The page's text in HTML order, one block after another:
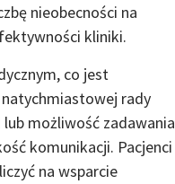
nieobecności na
kliniki.
co jest
natychmiastowej rady
możliwość zadawania
komunikacji. Pacjenci
na wsparcie